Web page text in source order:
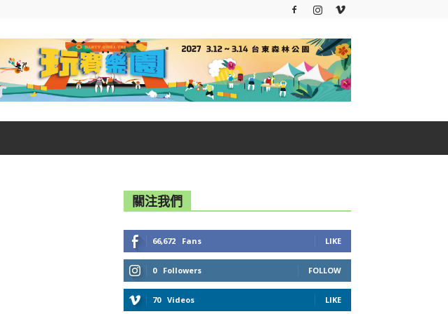
關注我們
66,672 Fans LIKE
0 Followers FOLLOW
70 Videos LIKE